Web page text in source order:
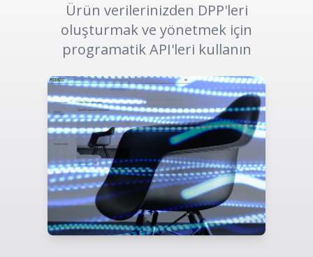
Ürün verilerinizden DPP'leri
oluşturmak ve yönetmek için
programatik API'leri kullanın